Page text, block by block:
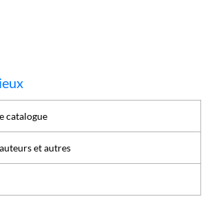
catalogue
et autres